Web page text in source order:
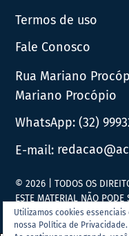
Termos de uso
Fale Conosco
Rua Mariano
Mariano Procópio
WhatsApp:(32)
E-mail:
Utilizamos cookies
nossa Política de Privacidade.
© 2026 | TODOS OS
ESTE MATERIAL NÃO
BROADCAST, REESCRITO
AUTORIZAÇÃO.